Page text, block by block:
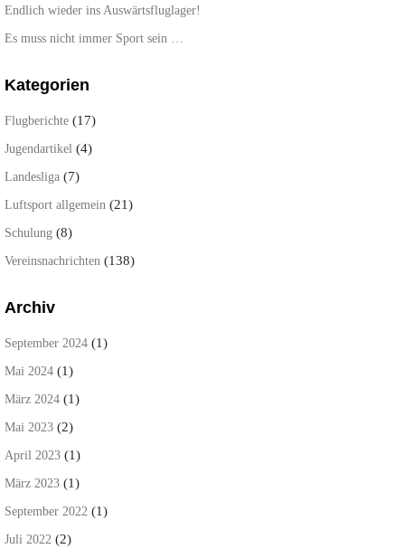
Endlich wieder ins Auswärtsfluglager!
Es muss nicht immer Sport sein …
Kategorien
Flugberichte (17)
Jugendartikel (4)
Landesliga (7)
Luftsport allgemein (21)
Schulung (8)
Vereinsnachrichten (138)
Archiv
September 2024 (1)
Mai 2024 (1)
März 2024 (1)
Mai 2023 (2)
April 2023 (1)
März 2023 (1)
September 2022 (1)
Juli 2022 (2)